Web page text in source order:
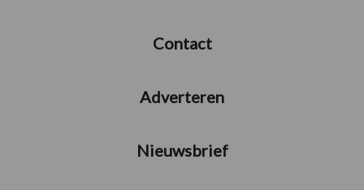
Contact
Adverteren
Nieuwsbrief